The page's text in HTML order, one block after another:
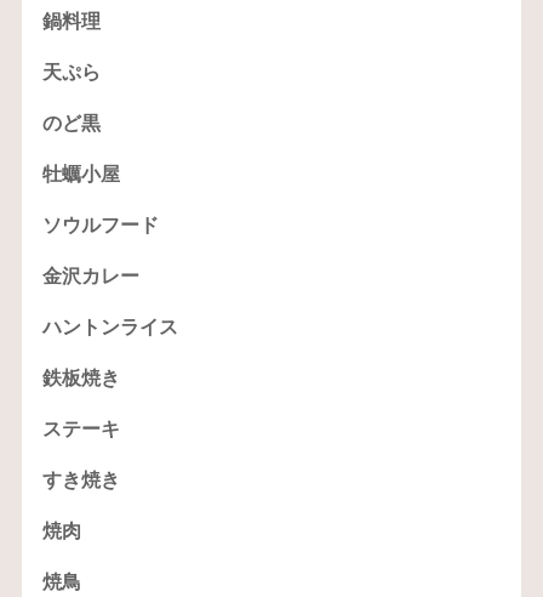
鍋料理
天ぷら
のど黒
牡蠣小屋
ソウルフード
金沢カレー
ハントンライス
鉄板焼き
ステーキ
すき焼き
焼肉
焼鳥